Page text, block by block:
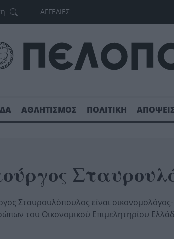
ΑΓΓΕΛΙΕΣ
ΑΘΛΗΤΙΣΜΟΣ ΠΟΛΙΤΙΚΗ ΑΠΟΨΕΙΣ
Σταυρουλόπουλος είναι
του Οικονομικού Επιμελητηρίου